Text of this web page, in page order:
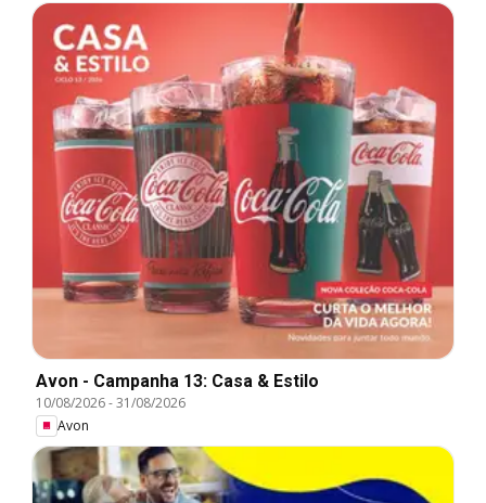
Avon - Campanha 13: Casa & Estilo
10/08/2026-31/08/2026
Avon